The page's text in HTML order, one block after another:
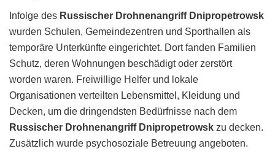
Infolge des Russischer Drohnenangriff Dnipropetrowsk
wurden Schulen, Gemeindezentren und Sporthallen als
temporäre Unterkünfte eingerichtet. Dort fanden Familien
Schutz, deren Wohnungen beschädigt oder zerstört
worden waren. Freiwillige Helfer und lokale
Organisationen verteilten Lebensmittel, Kleidung und
Decken, um die dringendsten Bedürfnisse nach dem
Russischer Drohnenangriff Dnipropetrowsk zu decken.
Zusätzlich wurde psychosoziale Betreuung angeboten.